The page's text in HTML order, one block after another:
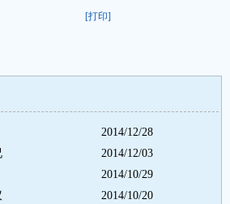
[打印]
2014/12/28
2014/12/03
2014/10/29
2014/10/20